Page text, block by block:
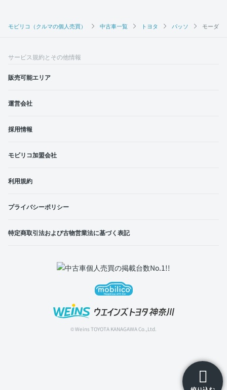
モビリコ（クルマの個人売買） 中古車一覧 トヨタ パッソ モーダ G
サービス規約とその他情報
販売可能エリア
運営会社
採用情報
モビリコ加盟会社
利用規約
プライバシーポリシー
特定商取引法および古物営業法に基づく表記
© Weins TOYOTA KANAGAWA Co.,Ltd.